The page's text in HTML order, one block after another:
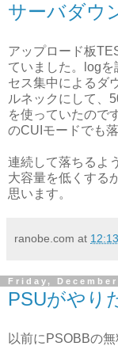
サーバダウ
アップロード板
ていました。logを
セス集中によるダ
ルネックにして、
を使っていたので
のCUIモードでも
連続して落ちるよ
大容量を低くする
思います。
ranobe.com at
Friday,
PSUがやり
以前にPSOBBの